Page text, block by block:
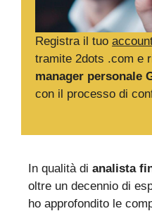
Registra il tuo
tramite 2dots .com e
manager personale
con il processo di
In qualità di analista
oltre un decennio di
ho approfondito le